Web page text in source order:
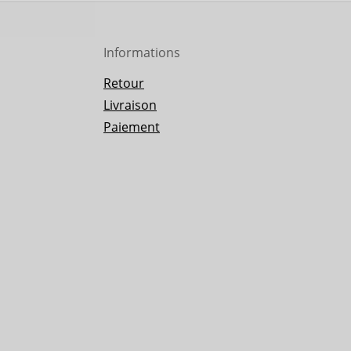
Informations
Retour
Livraison
Paiement